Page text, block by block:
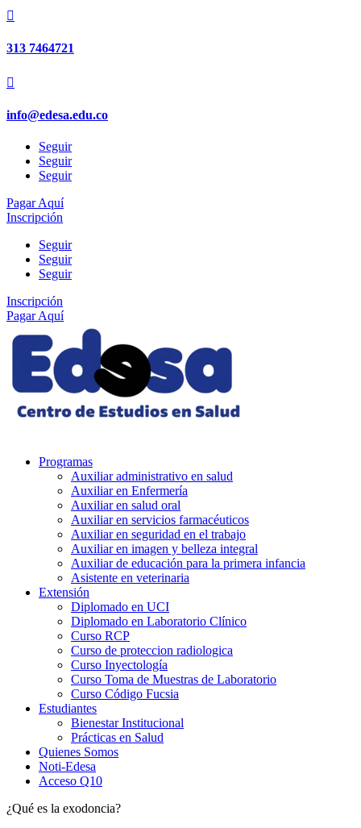

313 7464721

info@edesa.edu.co
Seguir
Seguir
Seguir
Pagar Aquí
Inscripción
Seguir
Seguir
Seguir
Inscripción
Pagar Aquí
Programas
Auxiliar administrativo en salud
Auxiliar en Enfermería
Auxiliar en salud oral
Auxiliar en servicios farmacéuticos
Auxiliar en seguridad en el trabajo
Auxiliar en imagen y belleza integral
Auxiliar de educación para la primera infancia
Asistente en veterinaria
Extensión
Diplomado en UCI
Diplomado en Laboratorio Clínico
Curso RCP
Curso de proteccion radiologica
Curso Inyectología
Curso Toma de Muestras de Laboratorio
Curso Código Fucsia
Estudiantes
Bienestar Institucional
Prácticas en Salud
Quienes Somos
Noti-Edesa
Acceso Q10
¿Qué es la exodoncia?